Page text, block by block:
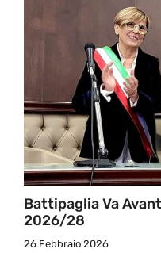
Battipaglia Va
2026/28
26 Febbraio 2026